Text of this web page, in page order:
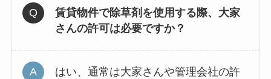
賃貸物件で除草剤を使用する際、大家
さんの許可は必要ですか？
はい、通常は大家さんや管理会社の許